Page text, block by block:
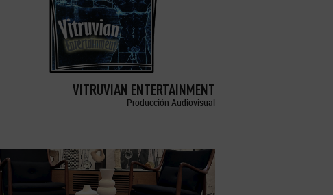
VITRUVIAN ENTERTAINMENT
Producción Audiovisual